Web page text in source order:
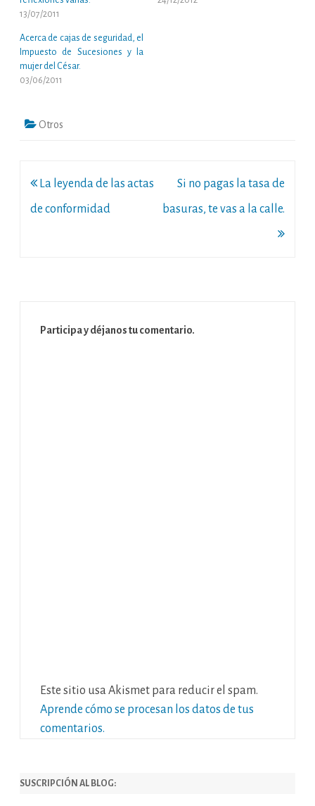
13/07/2011
Acerca de cajas de seguridad, el
Impuesto de Sucesiones y la
mujer del César.
03/06/2011
Otros
Navegación
de
La leyenda de las actas
de conformidad
Si no pagas la tasa de
basuras, te vas a la calle.
Participa y déjanos tu comentario.
Este sitio usa Akismet para reducir el spam.
Aprende cómo se procesan los datos de tus
comentarios.
SUSCRIPCIÓN AL BLOG: